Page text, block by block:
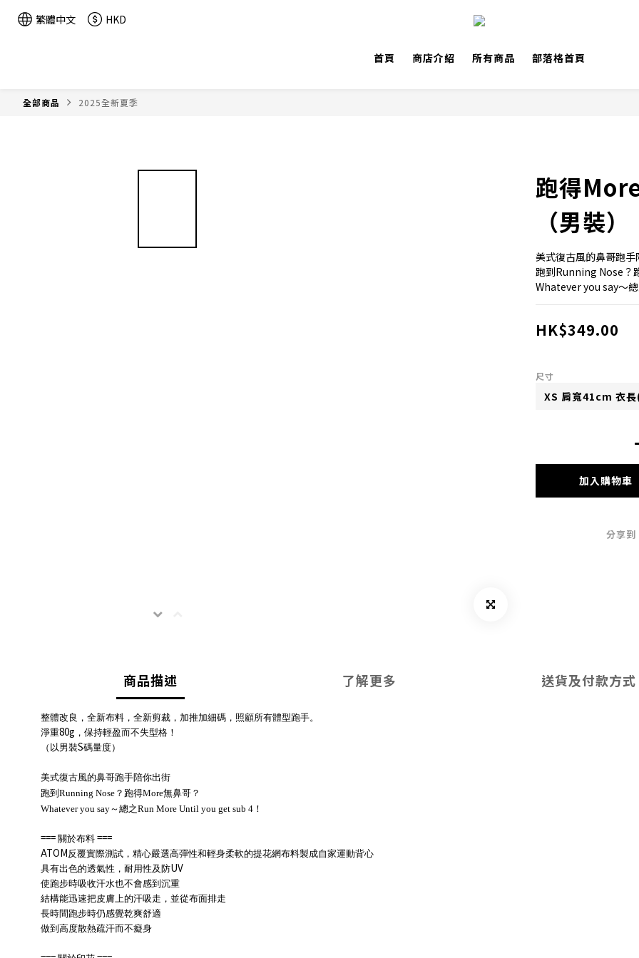
繁體中文 HKD
首頁 商店介紹 所有商品 部落格首頁
全部商品 2025全新夏季
跑得
（男裝）
美式復古風的鼻哥跑手
跑到Running Nose？
Whatever you say～
HK$349.00
尺寸
加入購物車
分享到
商品描述 了解更多 送貨及付款方式
整體改良，全新布料，全新剪裁，加推加細碼，照顧所有體型跑手。
淨重80g ，保持輕盈而不失型格！
（以男裝S碼量度）
美式復古風的鼻哥跑手陪你出街
跑到Running Nose？跑得More無鼻哥？
Whatever you say～總之Run More Until you get sub 4！
=== 關於布料 ===
ATOM反覆實際測試，精心嚴選高彈性和輕身柔軟的提花網布料製成自家運動背心
具有出色的透氣性，耐用性及防UV
使跑步時吸收汗水也不會感到沉重
結構能迅速把皮膚上的汗吸走，並從布面排走
長時間跑步時仍感覺乾爽舒適
做到高度散熱疏汗而不癡身